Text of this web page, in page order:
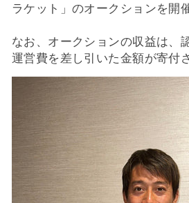
ラケット」のオークションを開
なお、オークションの収益は、
運営費を差し引いた金額が寄付